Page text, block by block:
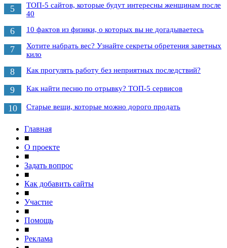
5
ТОП-5 сайтов, которые будут интересны женщинам после
40
6 10 фактов из физики, о которых вы не догадываетесь
7
Хотите набрать вес? Узнайте секреты обретения заветных
кило
8 Как прогулять работу без неприятных последствий?
9 Как найти песню по отрывку? ТОП-5 сервисов
10 Старые вещи, которые можно дорого продать
Главная
■
О проекте
■
Задать вопрос
■
Как добавить сайты
■
Участие
■
Помощь
■
Реклама